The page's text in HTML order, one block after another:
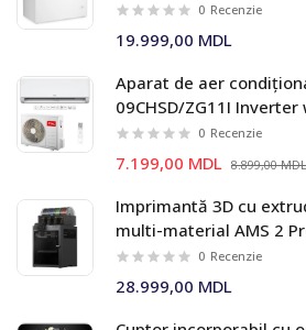
0 Recenzie
19.999,00 MDL
Aparat de aer
09CHSD/ZG11I Inverter
0 Recenzie
7.199,00 MDL 8.899,00 MDL
Imprimantă 3D cu
multi-material AMS 2
Combo
0 Recenzie
28.999,00 MDL